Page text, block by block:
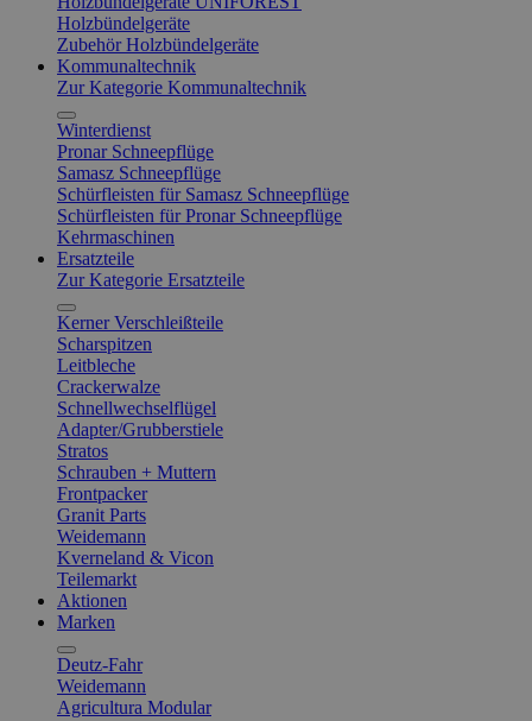
Holzbündelgeräte
Zubehör Holzbündelgeräte
Kommunaltechnik
Zur Kategorie Kommunaltechnik
Winterdienst
Pronar Schneepflüge
Samasz Schneepflüge
Schürfleisten für Samasz Schneepflüge
Schürfleisten für Pronar Schneepflüge
Kehrmaschinen
Ersatzteile
Zur Kategorie Ersatzteile
Kerner Verschleißteile
Scharspitzen
Leitbleche
Crackerwalze
Schnellwechselflügel
Adapter/Grubberstiele
Stratos
Schrauben + Muttern
Frontpacker
Granit Parts
Weidemann
Kverneland & Vicon
Teilemarkt
Aktionen
Marken
Deutz-Fahr
Weidemann
Agricultura Modular